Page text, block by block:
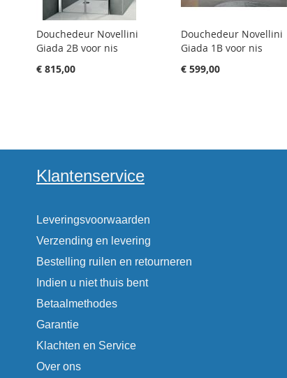
Douchedeur Novellini
Giada 2B voor nis
€ 815,00
Douchedeur Novellini
Giada 1B voor nis
€ 599,00
Klantenservice
Leveringsvoorwaarden
Verzending en levering
Bestelling ruilen en retourneren
Indien u niet thuis bent
Betaalmethodes
Garantie
Klachten en Service
Over ons